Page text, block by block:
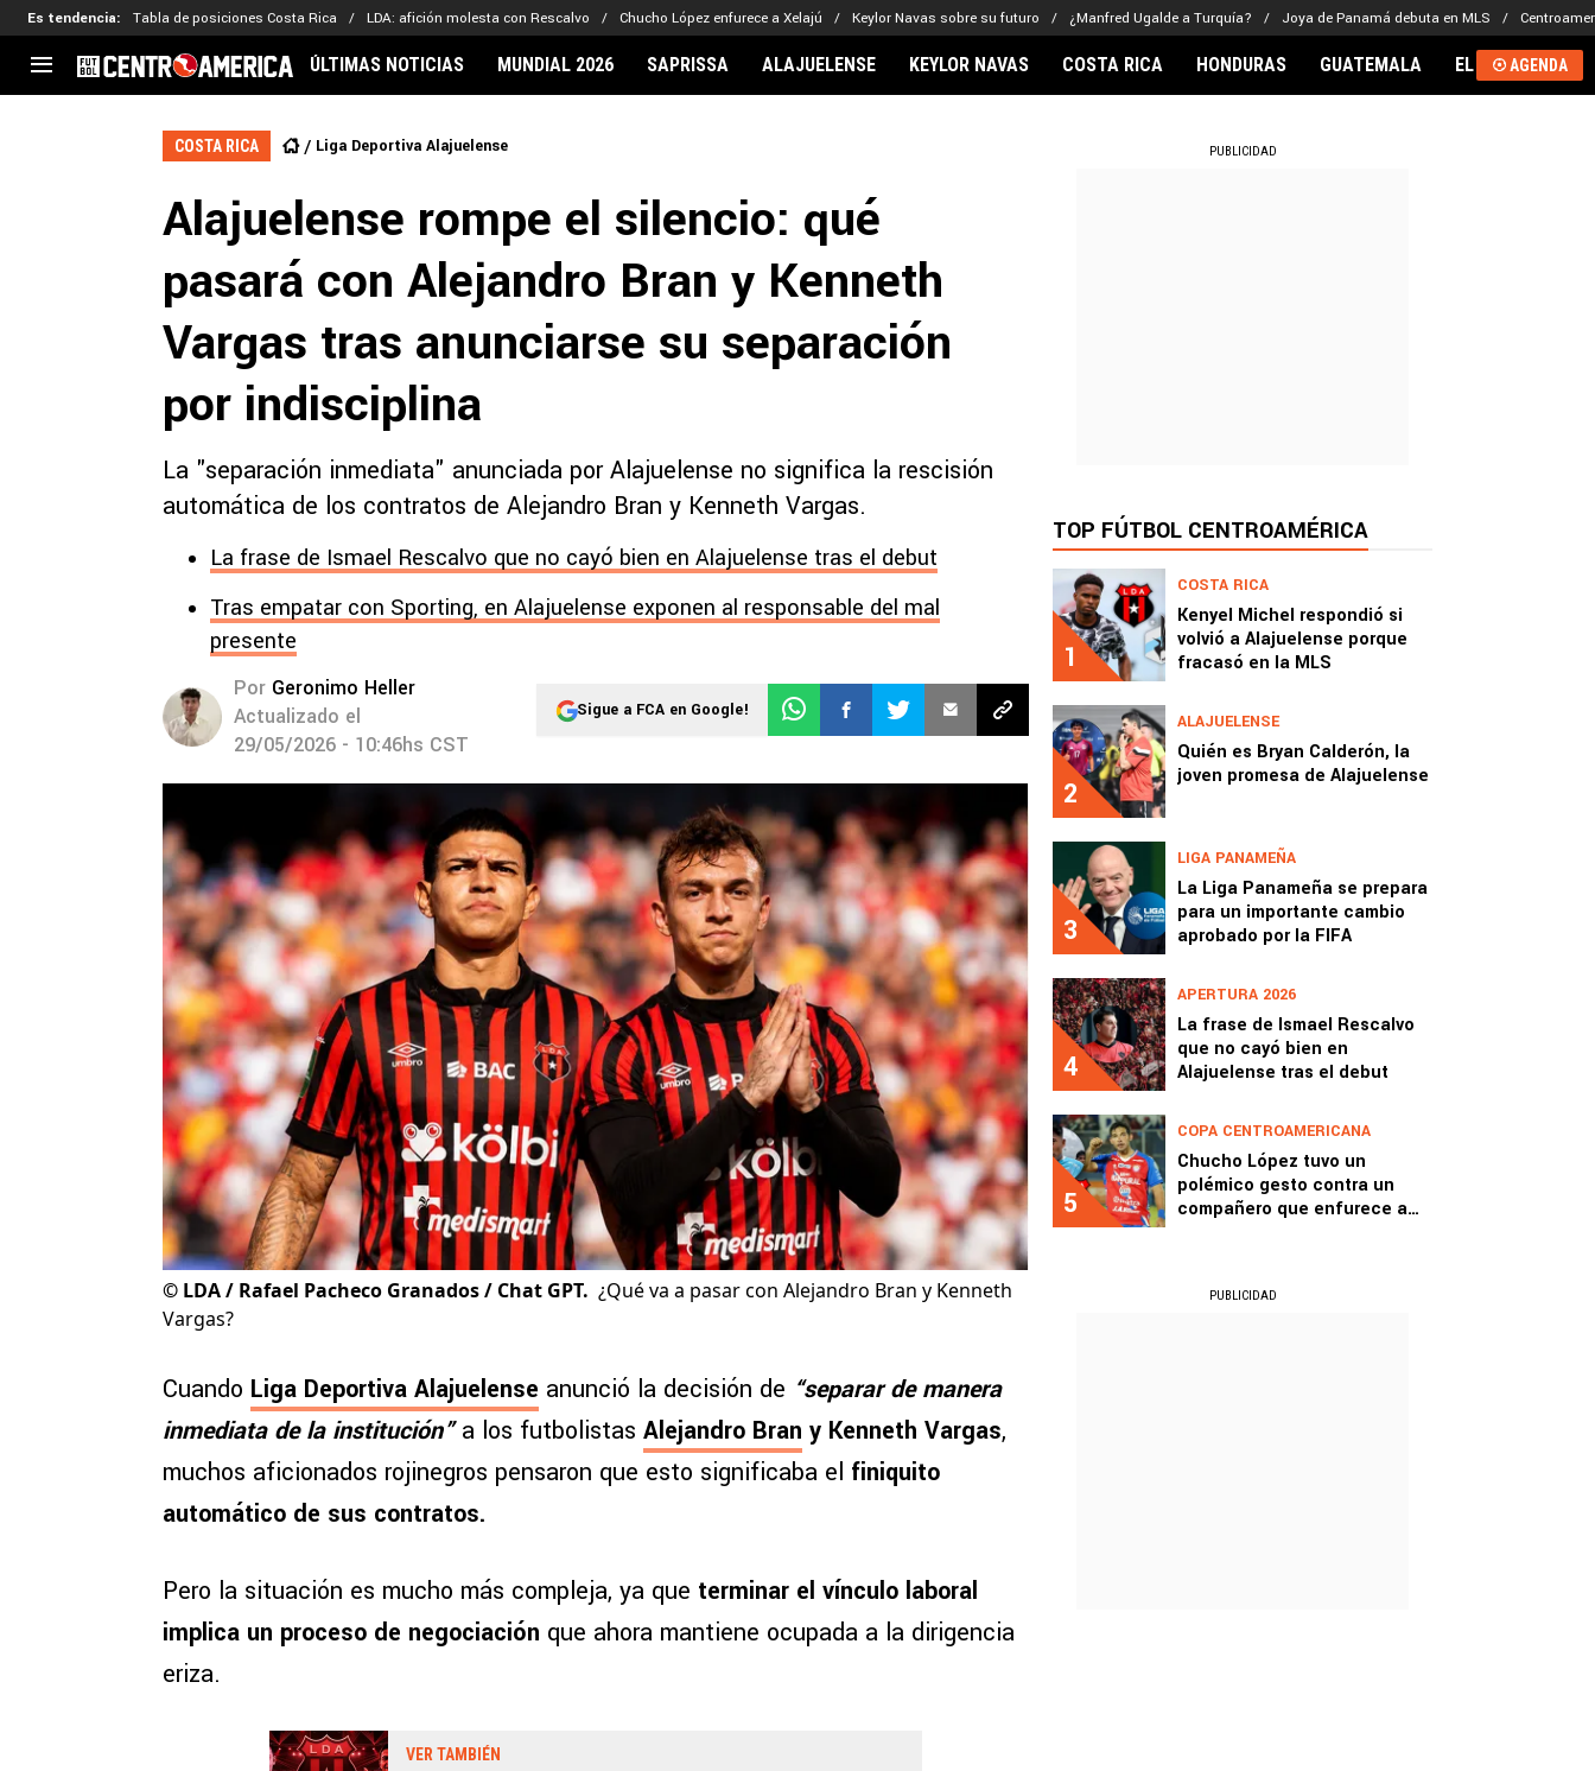
Es tendencia: Tabla de posiciones Costa Rica LDA: afición molesta con Rescalvo Chucho López enfurece a Xelajú Keylor Navas sobre su futuro ¿Manfred Ugalde a Turquía? Joya de Panamá debuta en MLS
CENTROAMÉRICA
CONCACAF
Liga de Naciones
Copa de Campeones
MLS
LEGIONARIOS
Kervin Arriaga
Adalberto Carrasquilla
Nathaniel Méndez-Laing
Alajuelense
Herediano
Comunicaciones
Olimpia
ÚLTIMAS NOTICIAS MUNDIAL 2026 SAPRISSA ALAJUELENSE KEYLOR NAVAS COSTA RICA HONDURAS GUATEMALA EL SALVADOR
AGENDA
COSTA RICA Liga Deportiva Alajuelense
Alajuelense rompe el silencio: qué
pasará con Alejandro Bran y Kenneth
Vargas tras anunciarse su separación
por indisciplina
La "separación inmediata" anunciada por Alajuelense no significa la rescisión
automática de los contratos de Alejandro Bran y Kenneth Vargas.
La frase de Ismael Rescalvo que no cayó bien en Alajuelense tras el debut
Tras empatar con Sporting, en Alajuelense exponen al responsable del mal
presente
Por Geronimo Heller
Actualizado el
29/05/2026 - 10:46hs CST
Sigue a FCA en Google!
© LDA / Rafael Pacheco Granados / Chat GPT. ¿Qué va a pasar con Alejandro Bran y Kenneth
Vargas?
Cuando Liga Deportiva Alajuelense anunció la decisión de “separar de manera
inmediata de la institución”a los futbolistas Alejandro Bran y Kenneth Vargas,
muchos aficionados rojinegros pensaron que esto significaba el finiquito
automático de sus contratos.
Pero la situación es mucho más compleja, ya que terminar el vínculo laboral
implica un proceso de negociación que ahora mantiene ocupada a la dirigencia
eriza.
VER TAMBIÉN
PUBLICIDAD
TOP FÚTBOL CENTROAMÉRICA
1
COSTA RICA
Kenyel Michel respondió si
volvió a Alajuelense porque
fracasó en la MLS
2
ALAJUELENSE
Quién es Bryan Calderón, la
joven promesa de Alajuelense
3
LIGA PANAMEÑA
La Liga Panameña se prepara
para un importante cambio
aprobado por la FIFA
4
APERTURA 2026
La frase de Ismael Rescalvo
que no cayó bien en
Alajuelense tras el debut
5
COPA CENTROAMERICANA
Chucho López tuvo un
polémico gesto contra un
compañero que enfurece a
PUBLICIDAD